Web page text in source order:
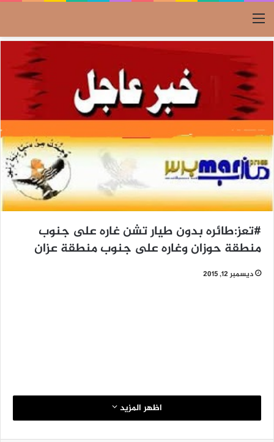
القائمة
#تعز:طائره بدون طيار تشن غاره على جنوب
منطقة حوزان وغاره على جنوب منطقة عزان
ديسمبر 12, 2015
اظهر المزيد